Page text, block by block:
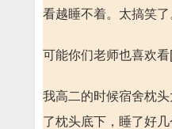
看越睡不着。太搞笑
可能你们老师也喜欢看
我高二的时候宿舍枕
了枕头底下，睡了好